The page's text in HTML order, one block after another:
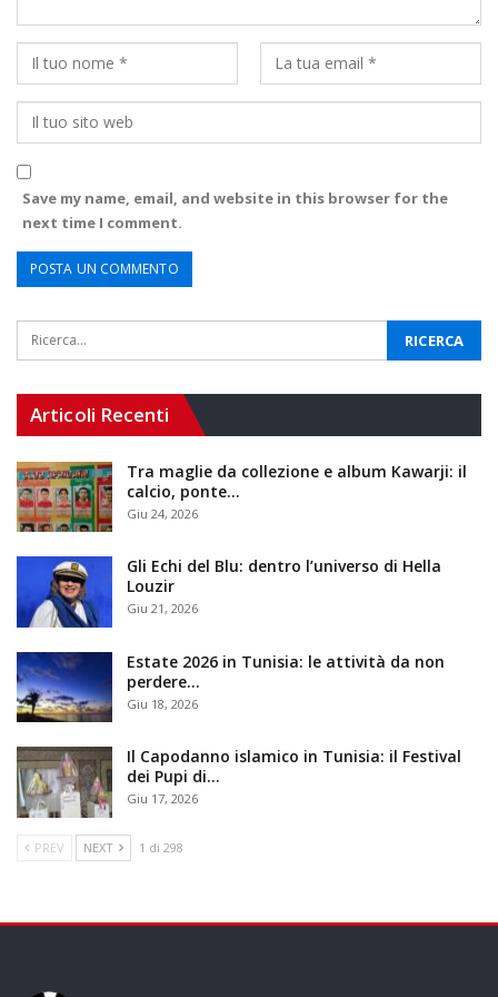
Save my name, email, and website in this browser for the
next time I comment.
Articoli Recenti
Tra maglie da collezione e album Kawarji: il
calcio, ponte…
Giu 24, 2026
Gli Echi del Blu: dentro l’universo di Hella
Louzir
Giu 21, 2026
Estate 2026 in Tunisia: le attività da non
perdere…
Giu 18, 2026
Il Capodanno islamico in Tunisia: il Festival
dei Pupi di…
Giu 17, 2026
PREV NEXT 1 di 298